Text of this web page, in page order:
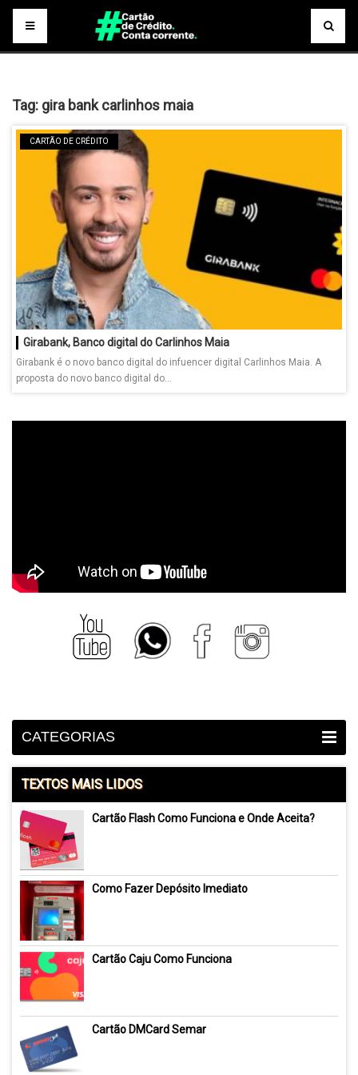
Tag: gira bank carlinhos maia
CARTÃO DE CRÉDITO
Girabank, Banco digital do Carlinhos Maia
Girabank é o novo banco digital do infuencer digital Carlinhos Maia. A
proposta do novo banco digital do...
CATEGORIAS
TEXTOS MAIS LIDOS
Cartão Flash Como Funciona e Onde Aceita?
Como Fazer Depósito Imediato
Cartão Caju Como Funciona
Cartão DMCard Semar